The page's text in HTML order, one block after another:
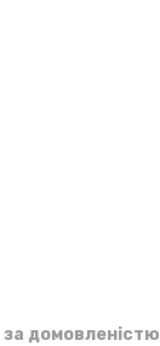
за домовленістю